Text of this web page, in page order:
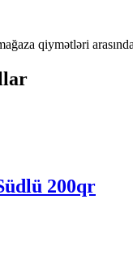
qiymətləri
200qr